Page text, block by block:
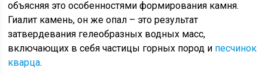
объясняя это особенностями формирования камня.
Гиалит камень, он же опал – это результат
затвердевания гелеобразных водных масс,
включающих в себя частицы горных пород и песчинок
кварца.